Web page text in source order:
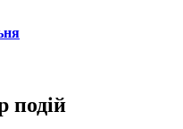
подій